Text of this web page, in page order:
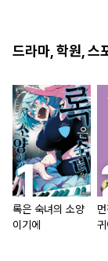
드라마, 학원, 스
록은 숙녀의 소양
이기에